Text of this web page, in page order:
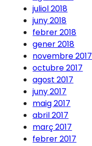
juliol 2018
juny 2018
febrer 2018
gener 2018
novembre 2017
octubre 2017
agost 2017
juny 2017
maig 2017
abril 2017
març 2017
febrer 2017